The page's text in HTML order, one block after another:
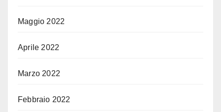
Maggio 2022
Aprile 2022
Marzo 2022
Febbraio 2022